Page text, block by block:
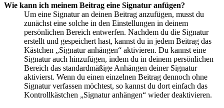
Wie kann ich meinem Beitrag eine Signatur anfügen?
Um eine Signatur an deinen Beitrag anzufügen, musst du
zunächst eine solche in den Einstellungen in deinem
persönlichen Bereich entwerfen. Nachdem du die Signatur
erstellt und gespeichert hast, kannst du in jedem Beitrag das
Kästchen „Signatur anhängen“ aktivieren. Du kannst eine
Signatur auch hinzufügen, indem du in deinem persönlichen
Bereich das standardmäßige Anhängen deiner Signatur
aktivierst. Wenn du einen einzelnen Beitrag dennoch ohne
Signatur verfassen möchtest, so kannst du dort einfach das
Kontrollkästchen „Signatur anhängen“ wieder deaktivieren.